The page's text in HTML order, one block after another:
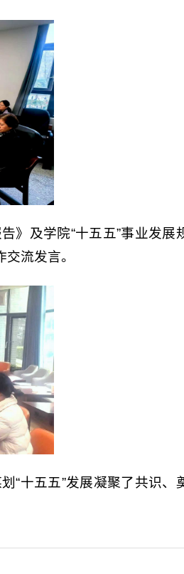
》及学院“十五五”事业发展
流发言。
“十五五”发展凝聚了共识、